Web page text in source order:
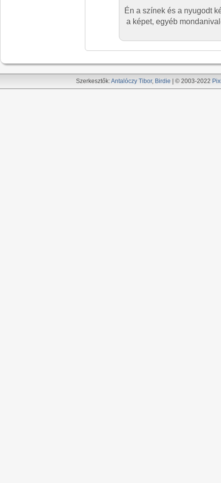
Én a színek és a nyugodt
a képet, egyéb
Szerkesztők:Antalóczy Tibor, Birdie | © 2003-2022